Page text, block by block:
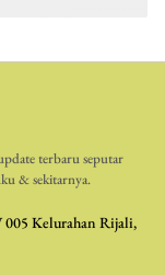
terbaru seputar
& sekitarnya.
005 Kelurahan Rijali,